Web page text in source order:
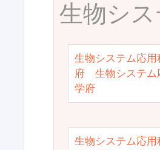
生物シ
生物システム応用
府 生物システム
学府
生物システム応用